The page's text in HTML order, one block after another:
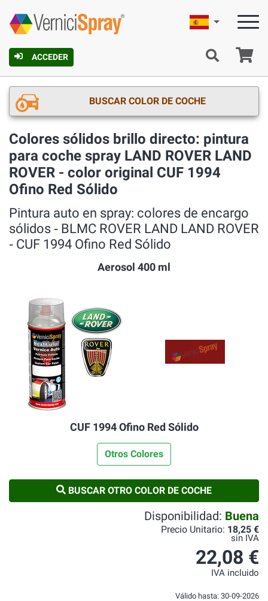
ACCEDER
Español
BUSCAR COLOR DE COCHE
Colores sólidos brillo directo: pintura
para coche spray LAND ROVER LAND
ROVER - color original CUF 1994
Ofino Red Sólido
Pintura auto en spray: colores de encargo
sólidos ‐ BLMC ROVER LAND LAND ROVER
‐ CUF 1994 Ofino Red Sólido
Aerosol 400 ml
CUF 1994 Ofino Red Sólido
Otros Colores
BUSCAR OTRO COLOR DE COCHE
Disponibilidad: Buena
Precio Unitario: 18,25 €
sin IVA
22,08 €
IVA incluido
Válido hasta: 30-09-2026